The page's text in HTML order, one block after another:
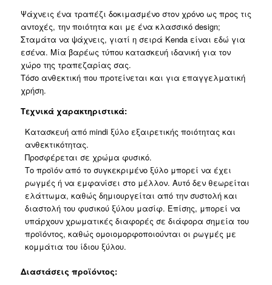
ποσότητα
Ψάχνεις ένα τραπέζι δοκιμασμένο στον χρόνο ως προς τις
αντοχές, την ποιότητα και με ένα κλασσικό design;
Σταμάτα να ψάχνεις, γιατί η σειρά Kenda είναι εδώ για
εσένα. Μία βαρέως τύπου κατασκευή ιδανική για τον
χώρο της τραπεζαρίας σας.
Τόσο ανθεκτική που προτείνεται και για επαγγελματική
χρήση.
Τεχνικά χαρακτηριστικά:
Κατασκευή από mindi ξύλο εξαιρετικής ποιότητας και
ανθεκτικότητας.
Προσφέρεται σε χρώμα φυσικό.
Το προϊόν από το συγκεκριμένο ξύλο μπορεί να έχει
ρωγμές ή να εμφανίσει στο μέλλον. Αυτό δεν θεωρείται
ελάττωμα, καθώς δημιουργείται από την συστολή και
διαστολή του φυσικού ξύλου μασίφ. Επίσης, μπορεί να
υπάρχουν χρωματικές διαφορές σε διάφορα σημεία του
προϊόντος, καθώς ομοιομορφοποιούνται οι ρωγμές με
κομμάτια του ίδιου ξύλου.
Διαστάσεις προϊόντος: